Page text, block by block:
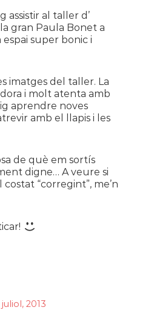
assistir al taller d’
gran Paula Bonet a
espai super bonic i
imatges del taller. La
i molt atenta amb
aprendre noves
amb el llapis i les
de què em sortís
digne… A veure si
“corregint”, me’n
2013